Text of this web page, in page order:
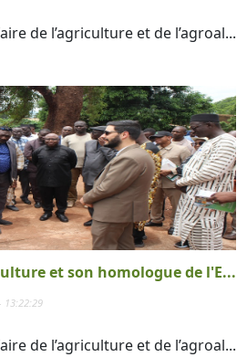
de l’agriculture et de l’agroal...
et son homologue de l'E...
13:22:29
de l’agriculture et de l’agroal...